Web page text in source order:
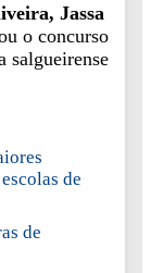
Jassa
o concurso
salgueirense
de
de